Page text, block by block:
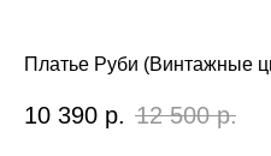
Платье Руби (Винтажные
10 390 р. 12 500 р.